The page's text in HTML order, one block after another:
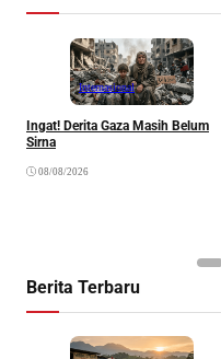
Internasional
Ingat! Derita Gaza Masih Belum
Sirna
08/08/2026
Berita Terbaru